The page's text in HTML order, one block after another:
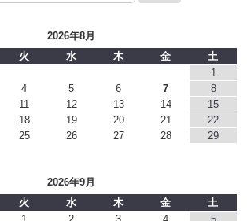
2026年8月
火 水 木 金
土
1
4 5 6 7
8
11 12 13 14
15
18 19 20 21
22
25 26 27 28
29
2026年9月
火 水 木 金
土